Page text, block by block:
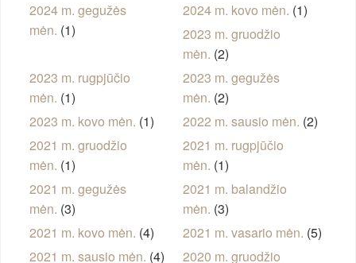
2024 m. gegužės
mėn. (1)
2024 m. kovo mėn. (1)
2023 m. gruodžio
mėn. (2)
2023 m. rugpjūčio
mėn. (1)
2023 m. gegužės
mėn. (2)
2023 m. kovo mėn. (1) 2022 m. sausio mėn. (2)
2021 m. gruodžio
mėn. (1)
2021 m. rugpjūčio
mėn. (1)
2021 m. gegužės
mėn. (3)
2021 m. balandžio
mėn. (3)
2021 m. kovo mėn. (4) 2021 m. vasario mėn. (5)
2021 m. sausio mėn. (4) 2020 m. gruodžio